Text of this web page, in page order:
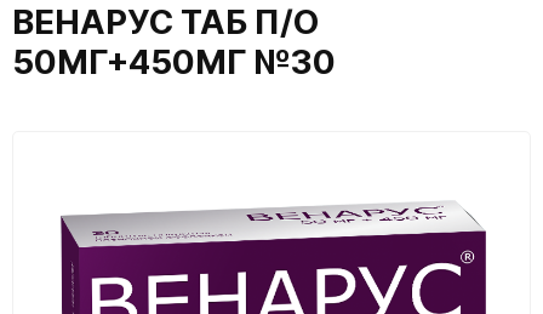
ВЕНАРУС ТАБ П/О
50МГ+450МГ №30